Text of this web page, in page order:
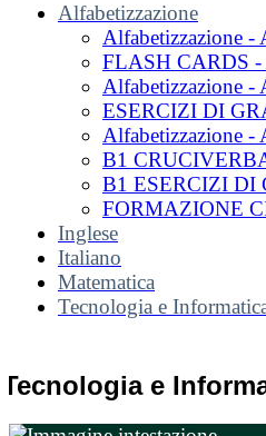
Alfabetizzazione
Alfabetizzazione -
FLASH CARDS -
Alfabetizzazione -
ESERCIZI DI
Alfabetizzazione -
B1
B1 ESERCIZI DI
FORMAZIONE
Inglese
Italiano
Matematica
Tecnologia e
Tecnologia e